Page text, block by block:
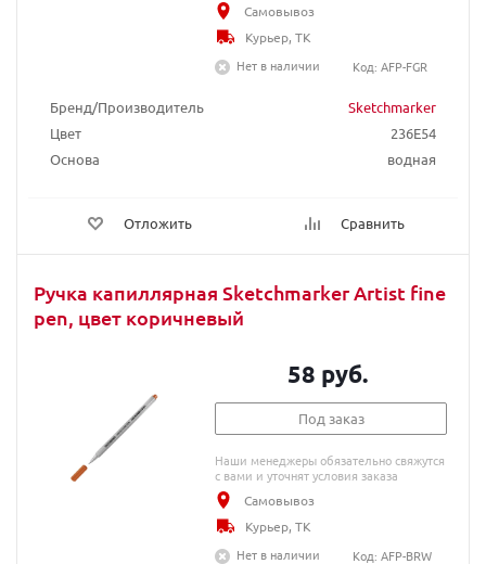
Бренд/Производитель
Sketchmarker
Цвет
236E54
Основа
водная
Отложить Сравнить
Самовывоз
Курьер, ТК
Нет в наличии
Код: AFP-FGR
Ручка капиллярная Sketchmarker Artist fine
pen, цвет коричневый
58 руб.
Под заказ
Наши менеджеры обязательно свяжутся
с вами и уточнят условия заказа
Самовывоз
Курьер, ТК
Нет в наличии
Код: AFP-BRW